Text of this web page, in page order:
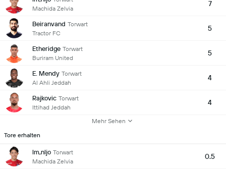
Machida Zelvia
7
Beiranvand Torwart
Tractor FC
5
Etheridge Torwart
Buriram United
5
E. Mendy Torwart
Al Ahli Jeddah
4
Rajkovic Torwart
Ittihad Jeddah
4
Mehr Sehen
Tore erhalten
lm,nljo Torwart
Machida Zelvia
0.5